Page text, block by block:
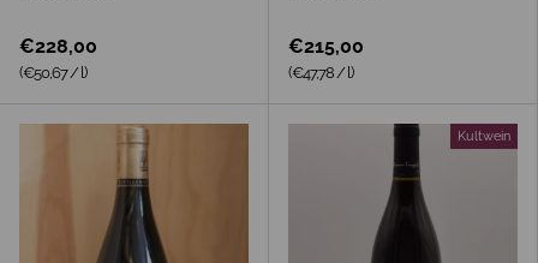
€228,00
Grundpreis
(€50,67/l)
€215,00
Grundpreis
(€47,78 /l)
Kultwein